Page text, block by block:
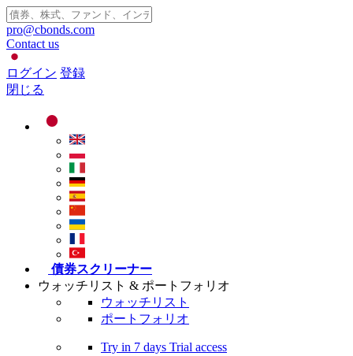
pro@cbonds.com
Contact us
ログイン 登録
閉じる
債券スクリーナー
ウォッチリスト & ポートフォリオ
ウォッチリスト
ポートフォリオ
Try in 7 days Trial access